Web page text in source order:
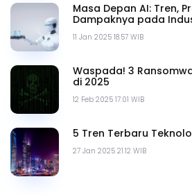
11 Jan 2025 18.57 WIB
Masa Depan AI: Tren,
Dampaknya pada
12 Feb 2025 17.01 WIB
Waspada! 3
di 2025
27 Jan 2025 21.12 WIB
5 Tren Terbaru